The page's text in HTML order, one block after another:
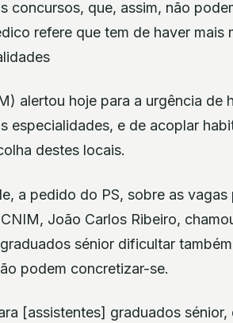
concursos, que, assim, não
refere que tem de haver mais
alertou hoje para a urgência de
especialidades, e de acoplar
destes locais.
a pedido do PS, sobre as vagas
João Carlos Ribeiro,
sénior dificultar
podem concretizar-se.
[assistentes] graduados sénior,